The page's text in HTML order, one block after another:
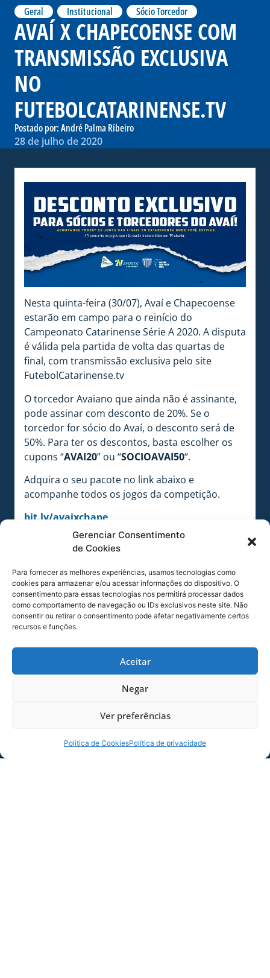
Gerenciar Consentimento
de Cookies
Para fornecer as melhores experiências, usamos tecnologias como
cookies para armazenar e/ou acessar informações do dispositivo. O
consentimento para essas tecnologias nos permitirá processar dados
como comportamento de navegação ou IDs exclusivos neste site. Não
consentir ou retirar o consentimento pode afetar negativamente certos
recursos e funções.
Aceitar
Negar
Ver preferências
Politica de CookiesPolítica de privacidade
Geral Institucional Sócio Torcedor
AVAÍ X CHAPECOENSE COM
TRANSMISSÃO EXCLUSIVA
NO
FUTEBOLCATARINENSE.TV
Postado por:André Palma Ribeiro
28 de julho de 2020
Nesta quinta-feira (30/07), Avaí e Chapecoense
estarão em campo para o reinício do
Campeonato Catarinense Série A 2020. A disputa
é válida pela partida de volta das quartas de
final, com transmissão exclusiva pelo site
FutebolCatarinense.tv
O torcedor Avaiano que ainda não é assinante,
pode assinar com desconto de 20%. Se o
torcedor for sócio do Avaí, o desconto será de
50%. Para ter os descontos, basta escolher os
cupons “AVAI20” ou “SOCIOAVAI50“.
Adquira o seu pacote no link abaixo e
acompanhe todos os jogos da competição.
bit.ly/avaixchape
#VamosEmBuscaDaTaça
COMPARTILHE ESSA NOTÍCIA
MAIS NOTÍCIAS